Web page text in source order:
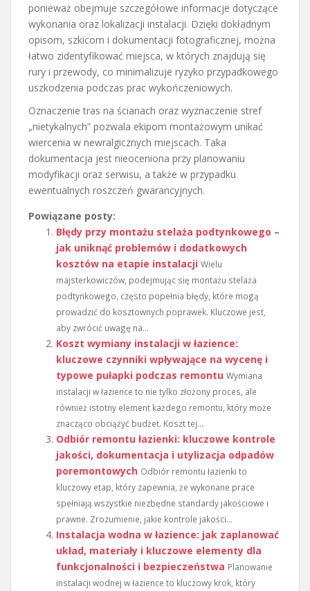
ponieważ obejmuje szczegółowe informacje dotyczące
wykonania oraz lokalizacji instalacji. Dzięki dokładnym
opisom, szkicom i dokumentacji fotograficznej, można
łatwo zidentyfikować miejsca, w których znajdują się
rury i przewody, co minimalizuje ryzyko przypadkowego
uszkodzenia podczas prac wykończeniowych.
Oznaczenie tras na ścianach oraz wyznaczenie stref
„nietykalnych” pozwala ekipom montażowym unikać
wiercenia w newralgicznych miejscach. Taka
dokumentacja jest nieoceniona przy planowaniu
modyfikacji oraz serwisu, a także w przypadku
ewentualnych roszczeń gwarancyjnych.
Powiązane posty:
Błędy przy montażu stelaża podtynkowego –
jak uniknąć problemów i dodatkowych
kosztów na etapie instalacji Wielu
majsterkowiczów, podejmując się montażu stelaża
podtynkowego, często popełnia błędy, które mogą
prowadzić do kosztownych poprawek. Kluczowe jest,
aby zwrócić uwagę na...
Koszt wymiany instalacji w łazience:
kluczowe czynniki wpływające na wycenę i
typowe pułapki podczas remontu Wymiana
instalacji w łazience to nie tylko złożony proces, ale
również istotny element każdego remontu, który może
znacząco obciążyć budżet. Koszt tej...
Odbiór remontu łazienki: kluczowe kontrole
jakości, dokumentacja i utylizacja odpadów
poremontowych Odbiór remontu łazienki to
kluczowy etap, który zapewnia, że wykonane prace
spełniają wszystkie niezbędne standardy jakościowe i
prawne. Zrozumienie, jakie kontrole jakości...
Instalacja wodna w łazience: jak zaplanować
układ, materiały i kluczowe elementy dla
funkcjonalności i bezpieczeństwa Planowanie
instalacji wodnej w łazience to kluczowy krok, który